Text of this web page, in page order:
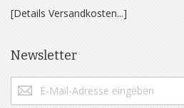
[Details Versandkosten...]
Newsletter